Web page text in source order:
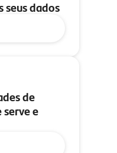
dados
de
e